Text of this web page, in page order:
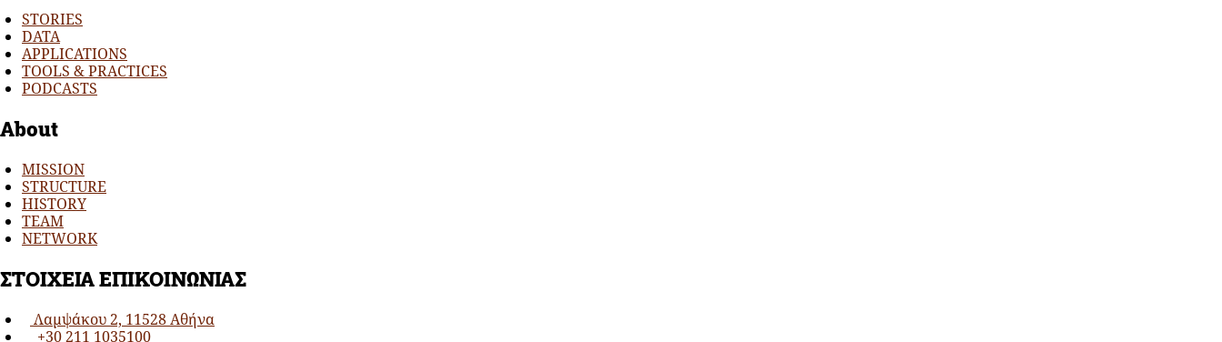
STORIES
DATA
APPLICATIONS
TOOLS & PRACTICES
PODCASTS
About
MISSION
STRUCTURE
HISTORY
TEAM
NETWORK
ΣΤΟΙΧΕΙΑ ΕΠΙΚΟΙΝΩΝΙΑΣ
Λαμψάκου 2, 11528 Αθήνα
+30 211 1035100